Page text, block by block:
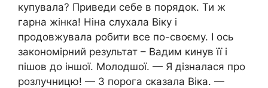
купувала? Приведи себе в порядок. Ти ж
гарна жінка! Ніна слухала Віку і
продовжувала робити все по-своєму. І ось
закономірний результат – Вадим кинув її і
пішов до іншої. Молодшої. — Я дізналася про
розлучницю! — З порога сказала Віка. —